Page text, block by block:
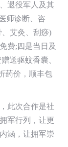
退役军人及其
师诊断、咨
艾灸、刮痧)
费;四是当日及
送驱蚊香囊、
药价，顺丰包
此次合作是社
军行列，让更
涵，让拥军崇